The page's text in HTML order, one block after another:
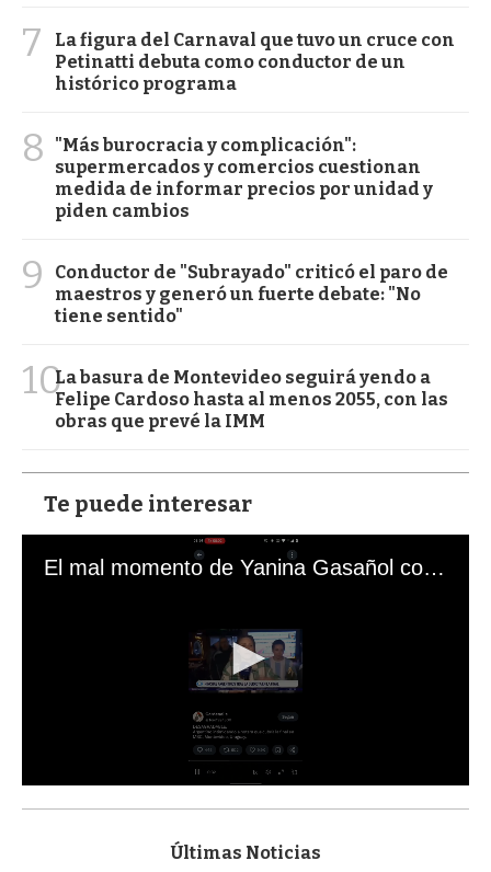
7
La figura del Carnaval que tuvo un cruce con
Petinatti debuta como conductor de un
histórico programa
8
"Más burocracia y complicación":
supermercados y comercios cuestionan
medida de informar precios por unidad y
piden cambios
9
Conductor de "Subrayado" criticó el paro de
maestros y generó un fuerte debate: "No
tiene sentido"
10La basura de Montevideo seguirá yendo a
Felipe Cardoso hasta al menos 2055, con las
obras que prevé la IMM
Te puede interesar
El mal momento de Yanina Gasañol con un hincha argentino en "Subrayado"
s
Últimas Noticias